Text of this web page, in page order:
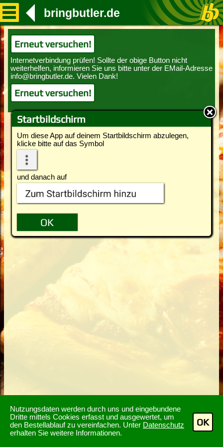
Nutzungsdaten werden durch uns und eingebundene
Dritte mittels Cookies erfasst und ausgewertet, um
den Bestellablauf zu vereinfachen. Unter Datenschutz
erhalten Sie weitere Informationen.
OK
Startbildschirm
Um diese App auf deinem Startbildschirm abzulegen,
klicke bitte auf das Symbol
und danach auf
bringbutler.de
Erneut versuchen!
Erneut versuchen!